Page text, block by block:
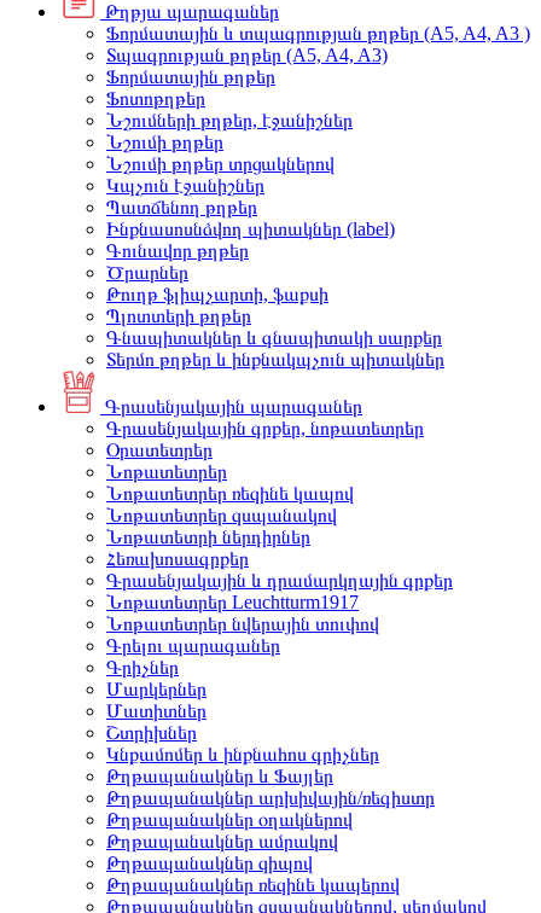
Թղթյա պարագաներ
Ֆորմատային և տպագրության թղթեր (A5, A4, A3 )
Տպագրության թղթեր (A5, A4, A3)
Ֆորմատային թղթեր
Ֆոտոթղթեր
Նշումների թղթեր, էջանիշներ
Նշումի թղթեր
Նշումի թղթեր տրցակներով
Կպչուն էջանիշներ
Պատճենող թղթեր
Ինքնասոսնձվող պիտակներ (label)
Գունավոր թղթեր
Ծրարներ
Թուղթ ֆլիպչարտի, ֆաքսի
Պլոտտերի թղթեր
Գնապիտակներ և գնապիտակի սարքեր
Տերմո թղթեր և ինքնակպչուն պիտակներ
Գրասենյակային պարագաներ
Գրասենյակային գրքեր, նոթատետրեր
Օրատետրեր
Նոթատետրեր
Նոթատետրեր ռեզինե կապով
Նոթատետրեր զսպանակով
Նոթատետրի ներդիրներ
Հեռախոսագրքեր
Գրասենյակային և դրամարկղային գրքեր
Նոթատետրեր Leuchtturm1917
Նոթատետրեր նվերային տուփով
Գրելու պարագաներ
Գրիչներ
Մարկերներ
Մատիտներ
Շտրիխներ
Կնքամոմեր և ինքնահոս գրիչներ
Թղթապանակներ և Ֆայլեր
Թղթապանակներ արխիվային/ռեգիստր
Թղթապանակներ օղակներով
Թղթապանակներ ամրակով
Թղթապանակներ զիպով
Թղթապանակներ ռեզինե կապերով
Թղթապանակներ զսպանակներով, սեղմակով